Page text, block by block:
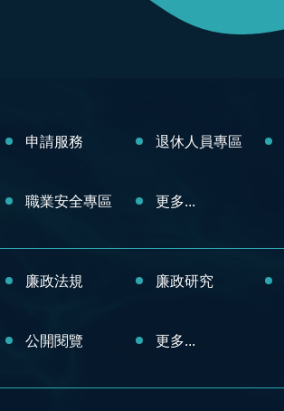
申請服務 退休人員專區
職業安全專區 更多...
廉政法規 廉政研究
公開閱覽 更多...